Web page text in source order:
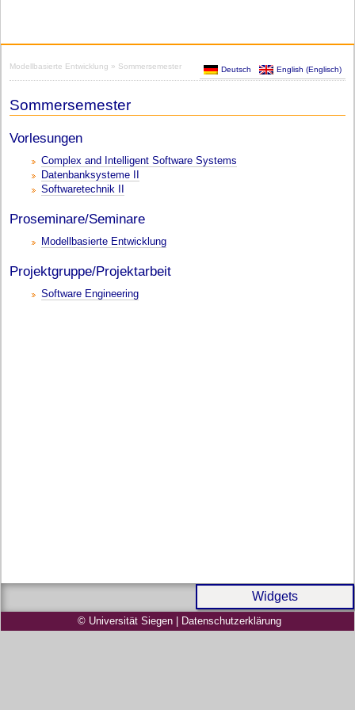
Modellbasierte Entwicklung » Sommersemester Deutsch English (Englisch)
Sommersemester
Vorlesungen
Complex and Intelligent Software Systems
Datenbanksysteme II
Softwaretechnik II
Proseminare/Seminare
Modellbasierte Entwicklung
Projektgruppe/Projektarbeit
Software Engineering
Widgets
© Universität Siegen Datenschutzerklärung